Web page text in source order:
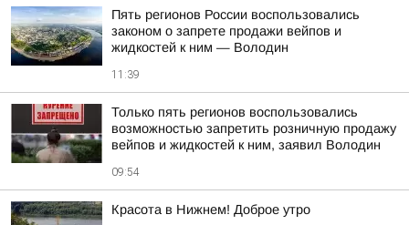
Пять регионов России воспользовались
законом о запрете продажи вейпов и
жидкостей к ним — Володин
11:39
Только пять регионов воспользовались
возможностью запретить розничную продажу
вейпов и жидкостей к ним, заявил Володин
09:54
Красота в Нижнем! Доброе утро